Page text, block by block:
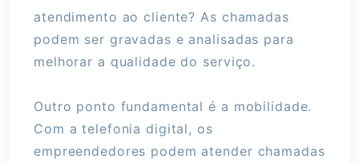
atendimento ao cliente? As chamadas
podem ser gravadas e analisadas para
melhorar a qualidade do serviço.
Outro ponto fundamental é a mobilidade.
Com a telefonia digital, os
empreendedores podem atender chamadas